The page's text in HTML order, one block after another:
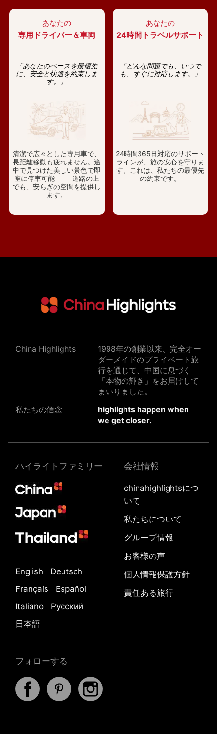
あなたの
専用ドライバー＆車両
「あなたのペースを最優先
に、安全と快適を約束しま
す。」
清潔で広々とした専用車で、
長距離移動も疲れません。途
中で見つけた美しい景色で即
座に停車可能 —— 道路の上
でも、安らぎの空間を提供し
ます。
あなたの
24時間トラベルサポート
「どんな問題でも、いつで
も、すぐに対応します。」
24時間365日対応のサポート
ラインが、旅の安心を守りま
す。これは、私たちの最優先
の約束です。
China Highlights
1998年の創業以来、完全オー
ダーメイドのプライベート旅
行を通じて、中国に息づく
「本物の輝き」をお届けして
まいりました。
私たちの信念
highlights happen when
we get closer.
ハイライトファミリー
English
Deutsch
Français
Español
Italiano
Русский
日本語
フォローする
会社情報
chinahighlightsにつ
いて
私たちについて
グループ情報
お客様の声
個人情報保護方針
責任ある旅行